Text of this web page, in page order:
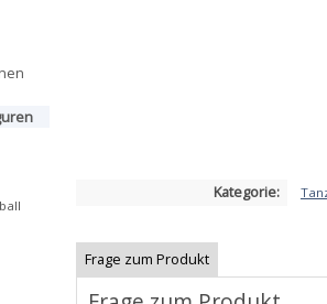
Kategorie:
Frage zum Produkt